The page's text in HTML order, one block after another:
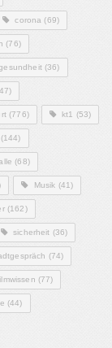
corona (69)
(76)
(36)
(776) kt1 (53)
(144)
(68)
Musik (41)
(162)
sicherheit (36)
(74)
(77)
(44)